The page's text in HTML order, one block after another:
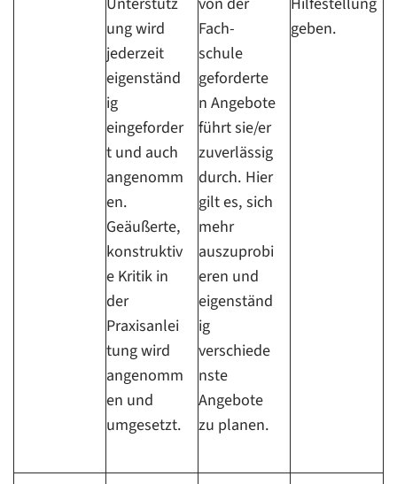
ung wird
jederzeit
eigenständ
ig
eingeforder
t und auch
angenomm
en.
Geäußerte,
konstruktiv
e Kritik in
der
Praxisanlei
tung wird
angenomm
en und
umgesetzt.
Fach-
schule
geforderte
n Angebote
führt sie/er
zuverlässig
durch. Hier
gilt es, sich
mehr
auszuprobi
eren und
eigenständ
ig
verschiede
nste
Angebote
zu planen.
geben.